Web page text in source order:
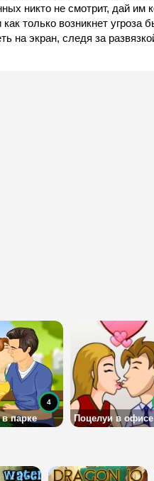
никто не смотрит, дай
только возникнет
на экран, следя за
парке
4
Поцелуи в офисе